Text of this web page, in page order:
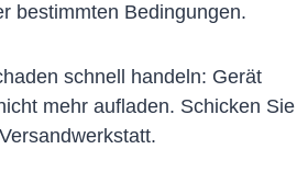
bestimmten Bedingungen.
schnell handeln: Gerät
mehr aufladen. Schicken Sie